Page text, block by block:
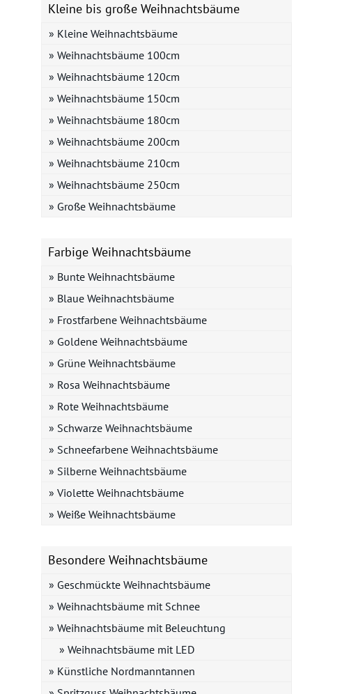
Kleine bis große Weihnachtsbäume
» Kleine Weihnachtsbäume
» Weihnachtsbäume 100cm
» Weihnachtsbäume 120cm
» Weihnachtsbäume 150cm
» Weihnachtsbäume 180cm
» Weihnachtsbäume 200cm
» Weihnachtsbäume 210cm
» Weihnachtsbäume 250cm
» Große Weihnachtsbäume
Farbige Weihnachtsbäume
» Bunte Weihnachtsbäume
» Blaue Weihnachtsbäume
» Frostfarbene Weihnachtsbäume
» Goldene Weihnachtsbäume
» Grüne Weihnachtsbäume
» Rosa Weihnachtsbäume
» Rote Weihnachtsbäume
» Schwarze Weihnachtsbäume
» Schneefarbene Weihnachtsbäume
» Silberne Weihnachtsbäume
» Violette Weihnachtsbäume
» Weiße Weihnachtsbäume
Besondere Weihnachtsbäume
» Geschmückte Weihnachtsbäume
» Weihnachtsbäume mit Schnee
» Weihnachtsbäume mit Beleuchtung
» Weihnachtsbäume mit LED
» Künstliche Nordmanntannen